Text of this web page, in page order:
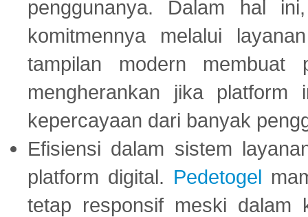
penggunanya. Dalam hal
komitmennya melalui
tampilan modern membuat
mengherankan jika platform
kepercayaan dari banyak
Efisiensi dalam sistem
platform digital. Pedetogel
tetap responsif meski dalam